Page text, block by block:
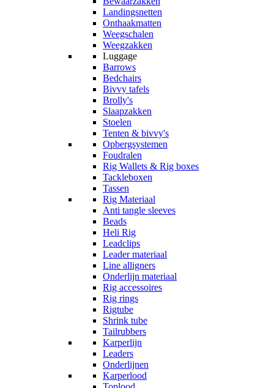
Landingsnetten
Onthaakmatten
Weegschalen
Weegzakken
Luggage
Barrows
Bedchairs
Bivvy tafels
Brolly's
Slaapzakken
Stoelen
Tenten & bivvy's
Opbergsystemen
Foudralen
Rig Wallets & Rig boxes
Tackleboxen
Tassen
Rig Materiaal
Anti tangle sleeves
Beads
Heli Rig
Leadclips
Leader materiaal
Line alligners
Onderlijn materiaal
Rig accessoires
Rig rings
Rigtube
Shrink tube
Tailrubbers
Karperlijn
Leaders
Onderlijnen
Karperlood